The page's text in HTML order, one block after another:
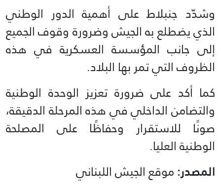
وشدّد جنبلاط على أهمية الدور الوطني
الذي يضطلع به الجيش وضرورة وقوف الجميع
إلى جانب المؤسسة العسكرية في هذه
الظروف التي تمر بها البلاد.
كما أكد على ضرورة تعزيز الوحدة الوطنية
والتضامن الداخلي في هذه المرحلة الدقيقة،
صونًا للاستقرار وحفاظًا على المصلحة
الوطنية العليا.
المصدر:موقع الجيش اللبناني